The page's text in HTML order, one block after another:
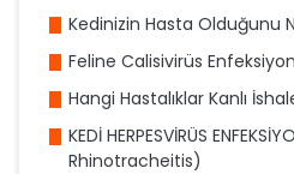
Kedinizin Hasta Olduğunu
Feline Calisivirüs
Hangi Hastalıklar Kanlı
KEDİ HERPESVİRÜS
Rhinotracheitis)